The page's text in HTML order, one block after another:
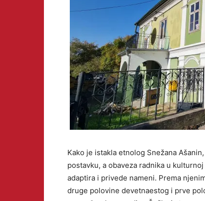
Kako je istakla etnolog Snežana
postavku, a obaveza radnika u
adaptira i privede nameni. Prema
druge polovine devetnaestog i prve